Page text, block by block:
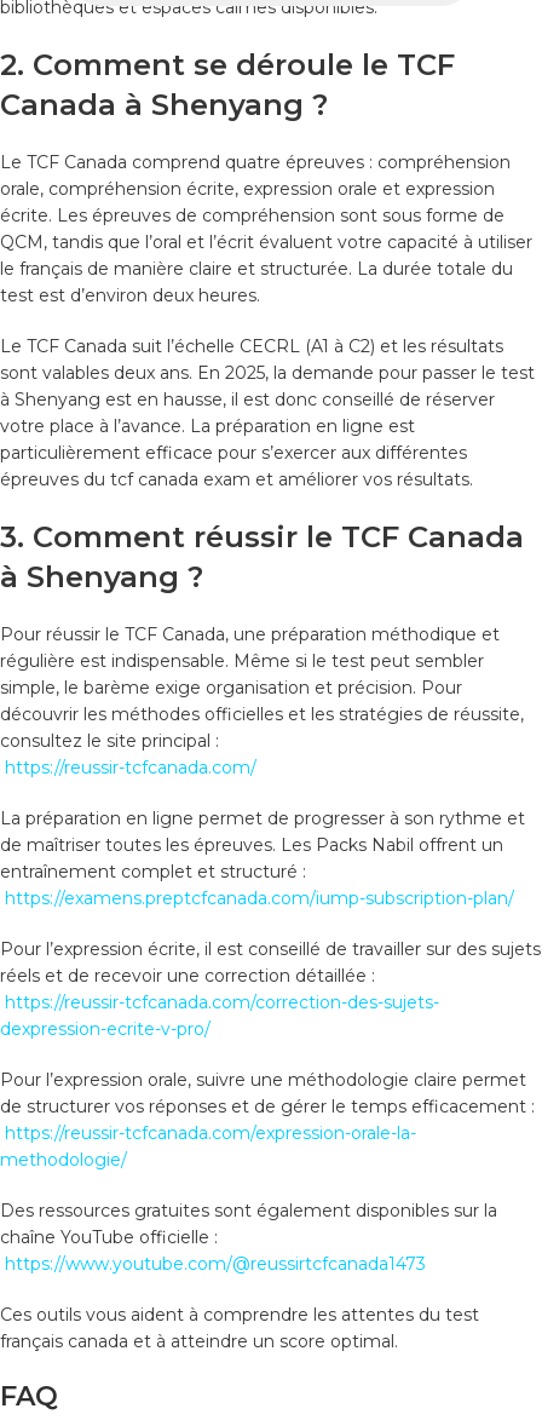
bibliothèques et espaces calmes disponibles.
2. Comment se déroule le TCF
Canada à Shenyang ?
Le TCF Canada comprend quatre épreuves : compréhension
orale, compréhension écrite, expression orale et expression
écrite. Les épreuves de compréhension sont sous forme de
QCM, tandis que l’oral et l’écrit évaluent votre capacité à utiliser
le français de manière claire et structurée. La durée totale du
test est d’environ deux heures.
Le TCF Canada suit l’échelle CECRL (A1 à C2) et les résultats
sont valables deux ans. En 2025, la demande pour passer le test
à Shenyang est en hausse, il est donc conseillé de réserver
votre place à l’avance. La préparation en ligne est
particulièrement efficace pour s’exercer aux différentes
épreuves du tcf canada exam et améliorer vos résultats.
3. Comment réussir le TCF Canada
à Shenyang ?
Pour réussir le TCF Canada, une préparation méthodique et
régulière est indispensable. Même si le test peut sembler
simple, le barème exige organisation et précision. Pour
découvrir les méthodes officielles et les stratégies de réussite,
consultez le site principal :
https://reussir-tcfcanada.com/
La préparation en ligne permet de progresser à son rythme et
de maîtriser toutes les épreuves. Les Packs Nabil offrent un
entraînement complet et structuré :
https://examens.preptcfcanada.com/iump-subscription-plan/
Pour l’expression écrite, il est conseillé de travailler sur des sujets
réels et de recevoir une correction détaillée :
https://reussir-tcfcanada.com/correction-des-sujets-
dexpression-ecrite-v-pro/
Pour l’expression orale, suivre une méthodologie claire permet
de structurer vos réponses et de gérer le temps efficacement :
https://reussir-tcfcanada.com/expression-orale-la-
methodologie/
Des ressources gratuites sont également disponibles sur la
chaîne YouTube officielle :
https://www.youtube.com/@reussirtcfcanada1473
Ces outils vous aident à comprendre les attentes du test
français canada et à atteindre un score optimal.
FAQ